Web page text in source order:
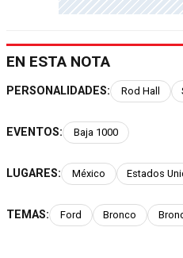
EN ESTA NOTA
PERSONALIDADES: Rod Hall
EVENTOS: Baja 1000
LUGARES: México Estados
TEMAS: Ford Bronco